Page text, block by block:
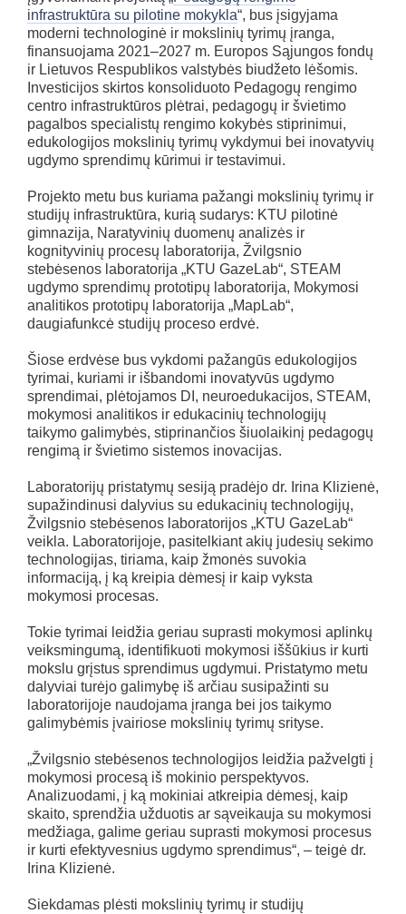
infrastruktūra su pilotine mokykla“, bus įsigyjama
moderni technologinė ir mokslinių tyrimų įranga,
finansuojama 2021–2027 m. Europos Sąjungos fondų
ir Lietuvos Respublikos valstybės biudžeto lėšomis.
Investicijos skirtos konsoliduoto Pedagogų rengimo
centro infrastruktūros plėtrai, pedagogų ir švietimo
pagalbos specialistų rengimo kokybės stiprinimui,
edukologijos mokslinių tyrimų vykdymui bei inovatyvių
ugdymo sprendimų kūrimui ir testavimui.
Projekto metu bus kuriama pažangi mokslinių tyrimų ir
studijų infrastruktūra, kurią sudarys: KTU pilotinė
gimnazija, Naratyvinių duomenų analizės ir
kognityvinių procesų laboratorija, Žvilgsnio
stebėsenos laboratorija „KTU GazeLab“, STEAM
ugdymo sprendimų prototipų laboratorija, Mokymosi
analitikos prototipų laboratorija „MapLab“,
daugiafunkcė studijų proceso erdvė.
Šiose erdvėse bus vykdomi pažangūs edukologijos
tyrimai, kuriami ir išbandomi inovatyvūs ugdymo
sprendimai, plėtojamos DI, neuroedukacijos, STEAM,
mokymosi analitikos ir edukacinių technologijų
taikymo galimybės, stiprinančios šiuolaikinį pedagogų
rengimą ir švietimo sistemos inovacijas.
Laboratorijų pristatymų sesiją pradėjo dr. Irina Klizienė,
supažindinusi dalyvius su edukacinių technologijų,
Žvilgsnio stebėsenos laboratorijos „KTU GazeLab“
veikla. Laboratorijoje, pasitelkiant akių judesių sekimo
technologijas, tiriama, kaip žmonės suvokia
informaciją, į ką kreipia dėmesį ir kaip vyksta
mokymosi procesas.
Tokie tyrimai leidžia geriau suprasti mokymosi aplinkų
veiksmingumą, identifikuoti mokymosi iššūkius ir kurti
mokslu grįstus sprendimus ugdymui. Pristatymo metu
dalyviai turėjo galimybę iš arčiau susipažinti su
laboratorijoje naudojama įranga bei jos taikymo
galimybėmis įvairiose mokslinių tyrimų srityse.
„Žvilgsnio stebėsenos technologijos leidžia pažvelgti į
mokymosi procesą iš mokinio perspektyvos.
Analizuodami, į ką mokiniai atkreipia dėmesį, kaip
skaito, sprendžia užduotis ar sąveikauja su mokymosi
medžiaga, galime geriau suprasti mokymosi procesus
ir kurti efektyvesnius ugdymo sprendimus“, – teigė dr.
Irina Klizienė.
Siekdamas plėsti mokslinių tyrimų ir studijų